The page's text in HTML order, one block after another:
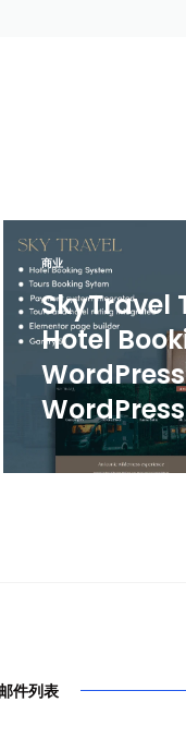
商业
SkyTravel
Hotel
邮件列表